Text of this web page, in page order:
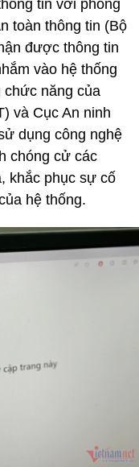
tin với phóng
toàn thông tin (Bộ
được thông tin
vào hệ thống
năng của
và Cục An ninh
dụng công nghệ
chóng cử các
khắc phục sự cố
hệ thống.